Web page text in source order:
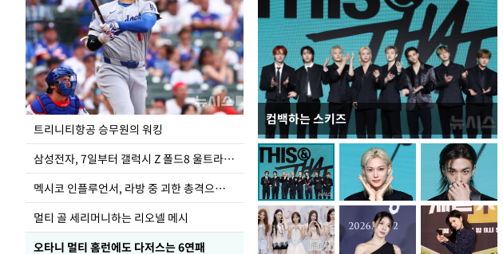
트리니티항공 승무원의 워킹
삼성전자, 7일부터 갤럭시 Z 폴드8 울트라·폴드8·플립8 출시
멕시코 인플루언서, 라방 중 괴한 총격으로 사망
멀티 골 세리머니하는 리오넬 메시
오타니 멀티 홈런에도 다저스는 6연패
컴백하는 스키즈
입추 하루 앞둔 전남광주… 열화상 카메라에 담긴
폭염